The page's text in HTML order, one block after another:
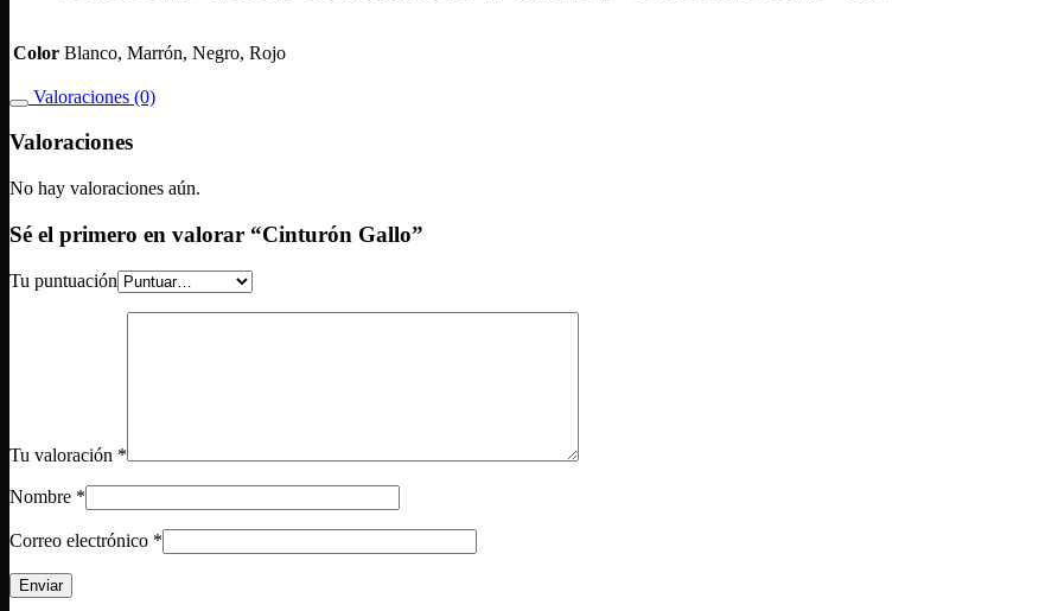
Color Blanco, Marrón, Negro, Rojo
Valoraciones (0)
Valoraciones
No hay valoraciones aún.
Sé el primero en valorar “Cinturón Gallo”
Tu puntuación
Tu valoración *
Nombre *
Correo electrónico *